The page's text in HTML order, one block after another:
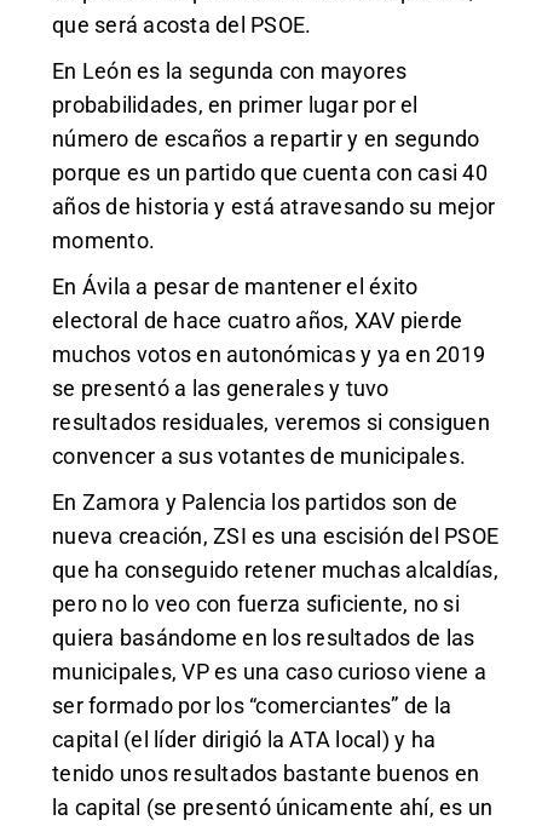
que será acosta del PSOE.
En León es la segunda con mayores
probabilidades, en primer lugar por el
número de escaños a repartir y en segundo
porque es un partido que cuenta con casi 40
años de historia y está atravesando su mejor
momento.
En Ávila a pesar de mantener el éxito
electoral de hace cuatro años, XAV pierde
muchos votos en autonómicas y ya en 2019
se presentó a las generales y tuvo
resultados residuales, veremos si consiguen
convencer a sus votantes de municipales.
En Zamora y Palencia los partidos son de
nueva creación, ZSI es una escisión del PSOE
que ha conseguido retener muchas alcaldías,
pero no lo veo con fuerza suficiente, no si
quiera basándome en los resultados de las
municipales, VP es una caso curioso viene a
ser formado por los “comerciantes” de la
capital (el líder dirigió la ATA local) y ha
tenido unos resultados bastante buenos en
la capital (se presentó únicamente ahí, es un